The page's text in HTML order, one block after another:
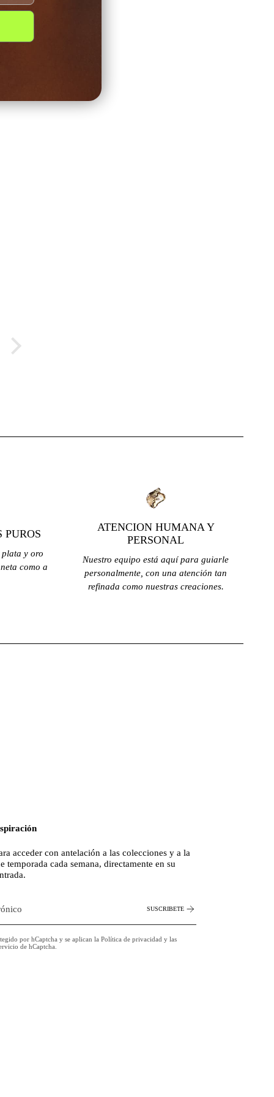
PUROS
y oro
como a
ATENCION HUMANA Y
PERSONAL
Nuestro equipo está aquí para guiarle
personalmente, con una atención tan
refinada como nuestras creaciones.
acceder con antelación a las colecciones y a la
temporada cada semana, directamente en su
SUSCRIBETE
por hCaptcha y se aplican la Política de privacidad y las
de hCaptcha.